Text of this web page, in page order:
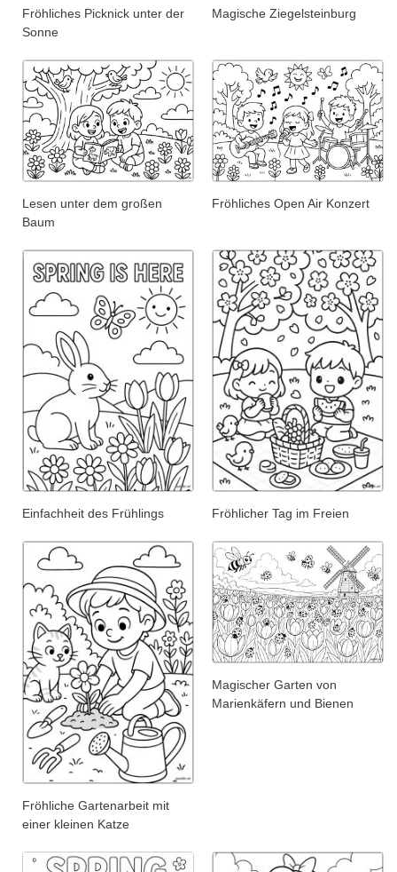
Fröhliches Picknick unter der
Sonne
Magische Ziegelsteinburg
Lesen unter dem großen
Baum
Fröhliches Open Air Konzert
Einfachheit des Frühlings Fröhlicher Tag im Freien
Fröhliche Gartenarbeit mit
einer kleinen Katze
Magischer Garten von
Marienkäfern und Bienen